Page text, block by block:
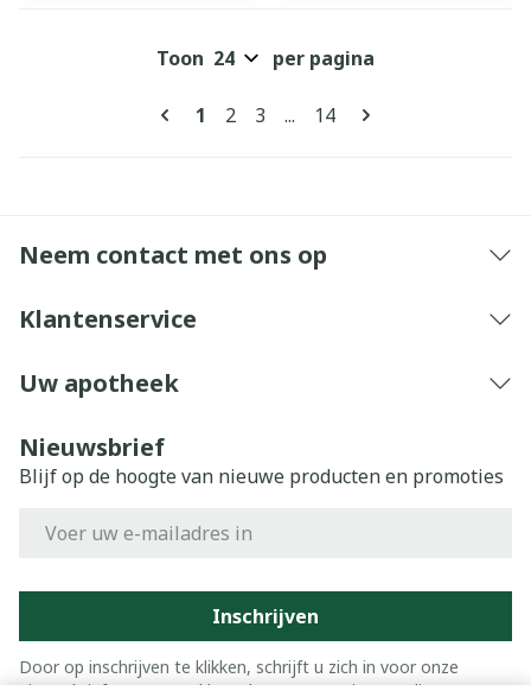
Pagina's
U lees momenteel pagina
1 Pagina
2 Pagina
3 ... Pagina
14
Toon per pagina
Neem contact met ons op
Klantenservice
Uw apotheek
Nieuwsbrief
Blijf op de hoogte van nieuwe producten en promoties
Inschrijven
Door op inschrijven te klikken, schrijft u zich in voor onze
nieuwsbrief en gaat u akkoord met onzeprivacy policy.